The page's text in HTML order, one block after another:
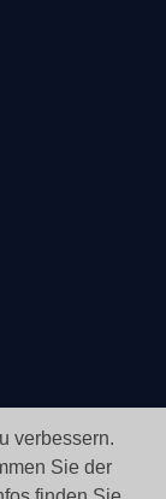
verbessern.
Sie der